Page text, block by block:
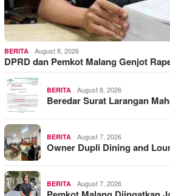
BERITA August 8, 2026
DPRD dan Pemkot Malang Genjot
BERITA August 8, 2026
Beredar Surat Larangan
BERITA August 7, 2026
Owner Dupli Dining and
BERITA August 7, 2026